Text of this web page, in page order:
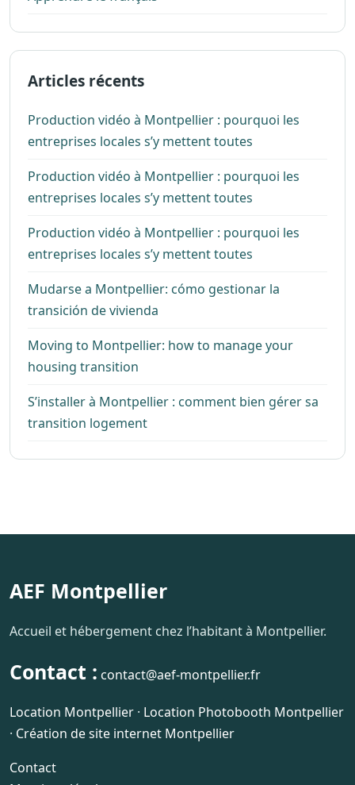
Articles récents
Production vidéo à Montpellier : pourquoi les
entreprises locales s’y mettent toutes
Production vidéo à Montpellier : pourquoi les
entreprises locales s’y mettent toutes
Production vidéo à Montpellier : pourquoi les
entreprises locales s’y mettent toutes
Mudarse a Montpellier: cómo gestionar la
transición de vivienda
Moving to Montpellier: how to manage your
housing transition
S’installer à Montpellier : comment bien gérer sa
transition logement
AEF Montpellier
Accueil et hébergement chez l’habitant à Montpellier.
Contact : contact@aef-montpellier.fr
Location Montpellier · Location Photobooth Montpellier
· Création de site internet Montpellier
Contact